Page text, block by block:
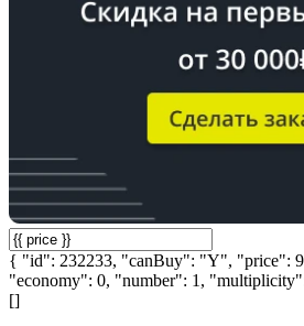
{ "id": 232233, "canBuy": "Y", "price":
"economy": 0, "number": 1,
[]